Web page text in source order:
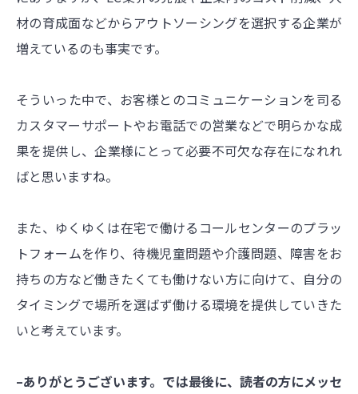
材の育成面などからアウトソーシングを選択する企業が
増えているのも事実です。
そういった中で、お客様とのコミュニケーションを司る
カスタマーサポートやお電話での営業などで明らかな成
果を提供し、企業様にとって必要不可欠な存在になれれ
ばと思いますね。
また、ゆくゆくは在宅で働けるコールセンターのプラッ
トフォームを作り、待機児童問題や介護問題、障害をお
持ちの方など働きたくても働けない方に向けて、自分の
タイミングで場所を選ばず働ける環境を提供していきた
いと考えています。
–ありがとうございます。では最後に、読者の方にメッセ